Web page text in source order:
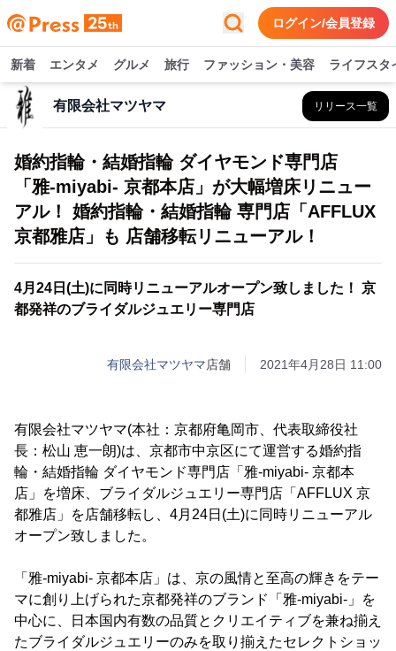
ログイン/会員登録
新着 エンタメ グルメ 旅行 ファッション・美容 ライフスタ
有限会社マツヤマ リリース一覧
婚約指輪・結婚指輪 ダイヤモンド専門店
「雅-miyabi- 京都本店」が大幅増床リニュー
アル！ 婚約指輪・結婚指輪 専門店「AFFLUX
京都雅店」も 店舗移転リニューアル！
4月24日(土)に同時リニューアルオープン致しました！ 京
都発祥のブライダルジュエリー専門店
有限会社マツヤマ店舗 2021年4月28日 11:00
有限会社マツヤマ(本社：京都府亀岡市、代表取締役社
長：松山 恵一朗)は、京都市中京区にて運営する婚約指
輪・結婚指輪 ダイヤモンド専門店「雅-miyabi- 京都本
店」を増床、ブライダルジュエリー専門店「AFFLUX 京
都雅店」を店舗移転し、4月24日(土)に同時リニューアル
オープン致しました。
「雅-miyabi- 京都本店」は、京の風情と至高の輝きをテー
マに創り上げられた京都発祥のブランド「雅-miyabi-」を
中心に、日本国内有数の品質とクリエイティブを兼ね揃え
たブライダルジュエリーのみを取り揃えたセレクトショッ